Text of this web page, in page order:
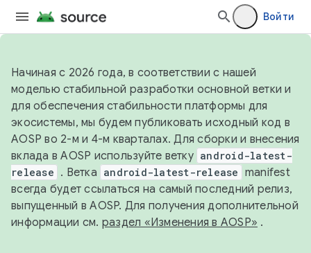
Войти
Начиная с 2026 года, в соответствии с нашей
моделью стабильной разработки основной ветки и
для обеспечения стабильности платформы для
экосистемы, мы будем публиковать исходный код в
AOSP во 2-м и 4-м кварталах. Для сборки и внесения
вклада в AOSP используйте ветку android-latest-
release . Ветка android-latest-release manifest
всегда будет ссылаться на самый последний релиз,
выпущенный в AOSP. Для получения дополнительной
информации см. раздел «Изменения в AOSP» .